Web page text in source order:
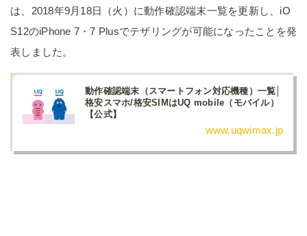
は、2018年9月18日（火）に動作確認端末一覧を更新し、iO
S12のiPhone 7・7 Plusでテザリングが可能になったことを発
表しました。
動作確認端末（スマートフォン対応機種）一覧│
格安スマホ/格安SIMはUQ mobile（モバイル）
【公式】
www.uqwimax.jp